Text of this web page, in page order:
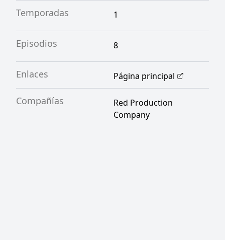
Temporadas 1
Episodios 8
Enlaces Página principal
Compañías
Red Production
Company